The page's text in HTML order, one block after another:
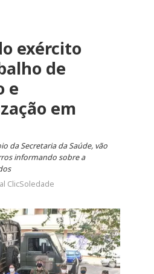
exército
de
e
em
da Secretaria da Saúde, vão
informando sobre a
ClicSoledade